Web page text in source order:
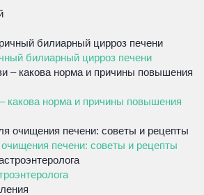
билиарный цирроз печени
какова норма и причины повышения
печени: советы и рецепты